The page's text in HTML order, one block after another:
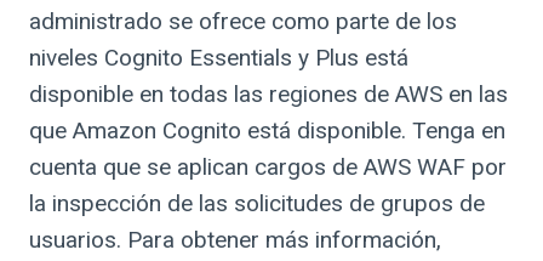
administrado se ofrece como parte de los
niveles Cognito Essentials y Plus está
disponible en todas las regiones de AWS en las
que Amazon Cognito está disponible. Tenga en
cuenta que se aplican cargos de AWS WAF por
la inspección de las solicitudes de grupos de
usuarios. Para obtener más información,